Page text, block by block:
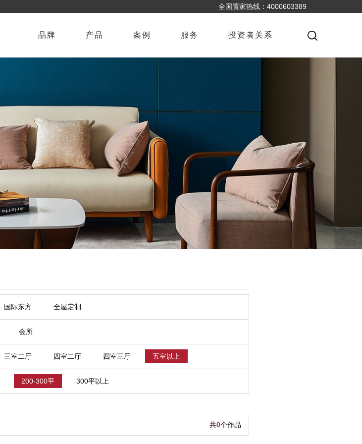
全国置家热线：4000603389
品牌 产品 案例 服务 投资者关系
国际东方 全屋定制
会所
三室二厅 四室二厅 四室三厅 五室以上
200-300平 300平以上
共0个作品